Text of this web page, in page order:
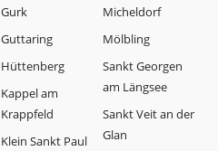
Gurk
Guttaring
Hüttenberg
Kappel am
Krappfeld
Klein Sankt Paul
Micheldorf
Mölbling
Sankt Georgen
am Längsee
Sankt Veit an der
Glan